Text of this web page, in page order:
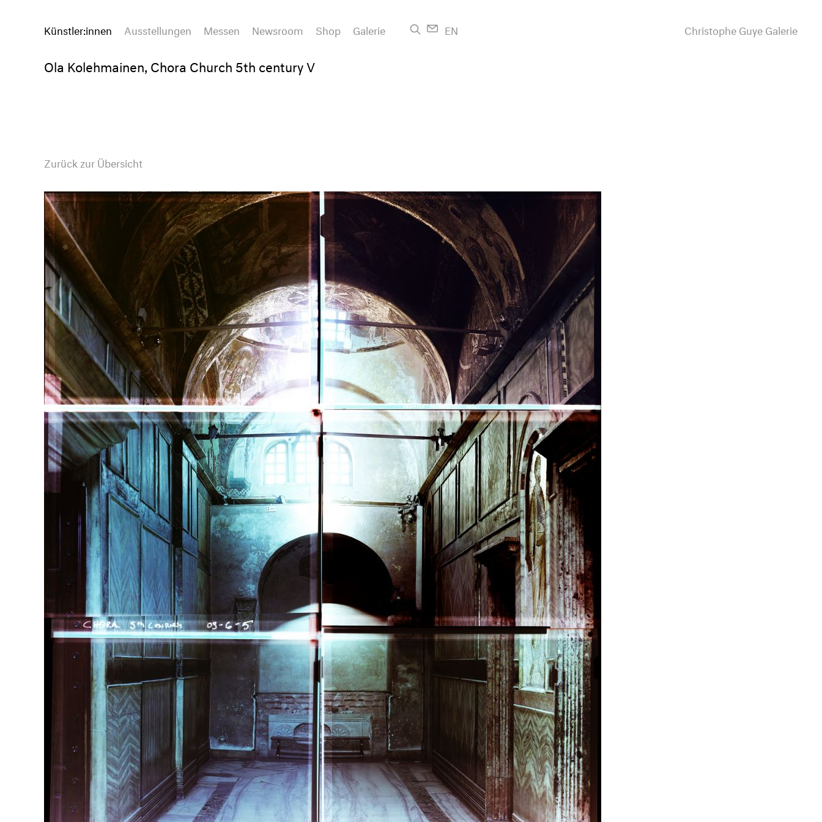
Christophe Guye Galerie
Künstler:innen Ausstellungen Messen Newsroom Shop Galerie EN
Ola Kolehmainen, Chora Church 5th century V
Zurück zur Übersicht